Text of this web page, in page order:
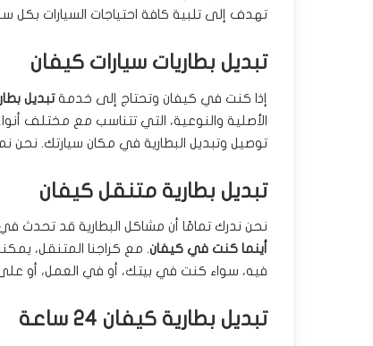
تهدف إلى تلبية كافة احتياجات السيارات بكل
تبديل بطاريات سيارات كيفان
إذا كنت في كيفان وتحتاج إلى خدمةتبديل
الأصلية والنوعية، التي تتناسب مع مختلف
توصيل وتبديل البطارية في مكان سيارتك. نحن
تبديل بطارية متنقل كيفان
نحن ندرك تمامًا أن مشاكل البطارية قد تحدث
أينما كنت في كيفان. مع كراجنا المتنقل،
فيه، سواء كنت في بيتك، أو في العمل، أو
تبديل بطارية كيفان 24 ساعة